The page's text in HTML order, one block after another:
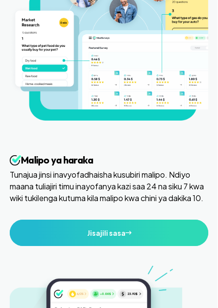
Malipo ya haraka
Tunajua jinsi inavyofadhaisha kusubiri malipo. Ndiyo
maana tuliajiri timu inayofanya kazi saa 24 na siku 7 kwa
wiki tukilenga kutuma kila malipo kwa chini ya dakika 10.
Jisajili sasa